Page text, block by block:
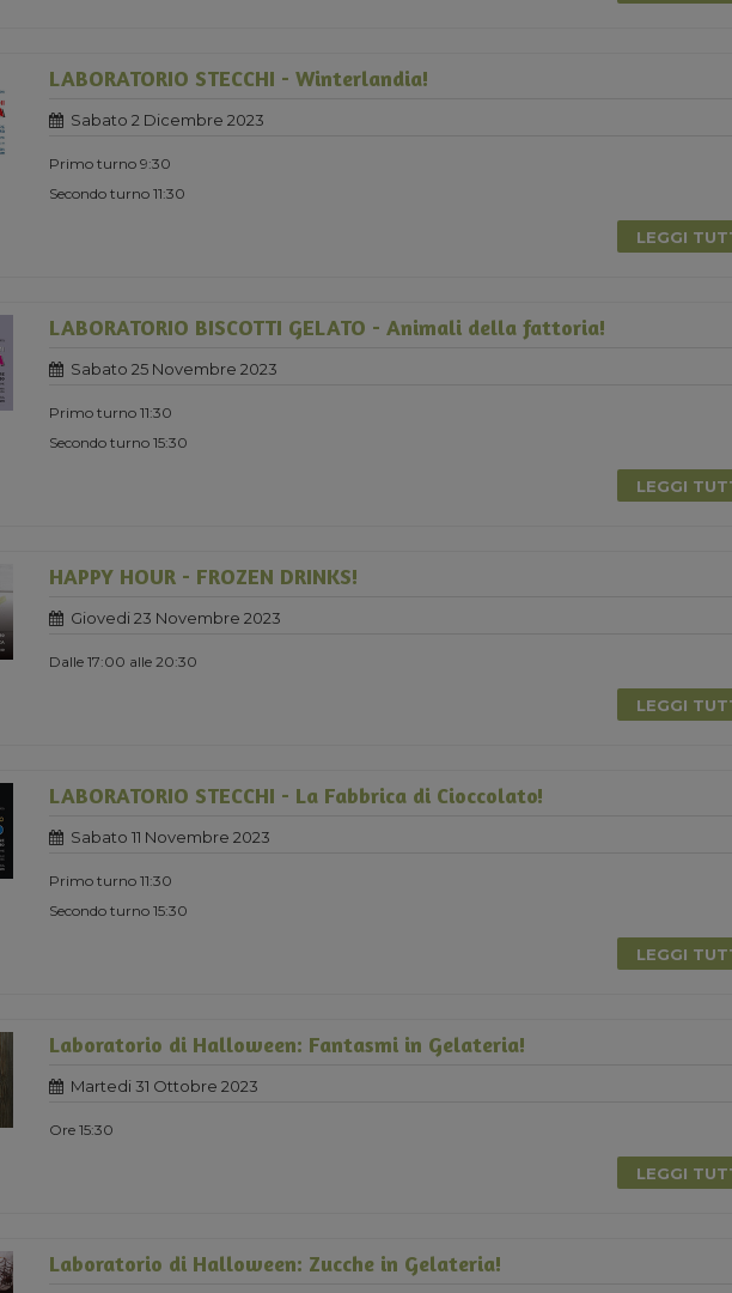
LABORATORIO STECCHI - Winterlandia!
Sabato 2 Dicembre 2023
Primo turno 9:30
Secondo turno 11:30
LEGGI
LABORATORIO BISCOTTI GELATO - Animali della fattoria!
Sabato 25 Novembre 2023
Primo turno 11:30
Secondo turno 15:30
LEGGI
HAPPY HOUR - FROZEN DRINKS!
Giovedi 23 Novembre 2023
Dalle 17:00 alle 20:30
LEGGI
LABORATORIO STECCHI - La Fabbrica di Cioccolato!
Sabato 11 Novembre 2023
Primo turno 11:30
Secondo turno 15:30
LEGGI
Laboratorio di Halloween: Fantasmi in Gelateria!
Martedi 31 Ottobre 2023
Ore 15:30
LEGGI
Laboratorio di Halloween: Zucche in Gelateria!